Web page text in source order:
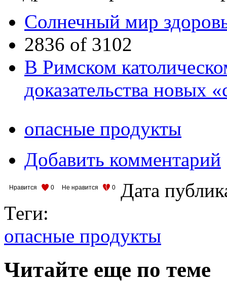
Солнечный мир
2836 of 3102
В Римском
доказательства новых
опасные продукты
Добавить комментарий
Нравится 0 Не нравится 0
Дата
Теги:
опасные продукты
Читайте еще по теме